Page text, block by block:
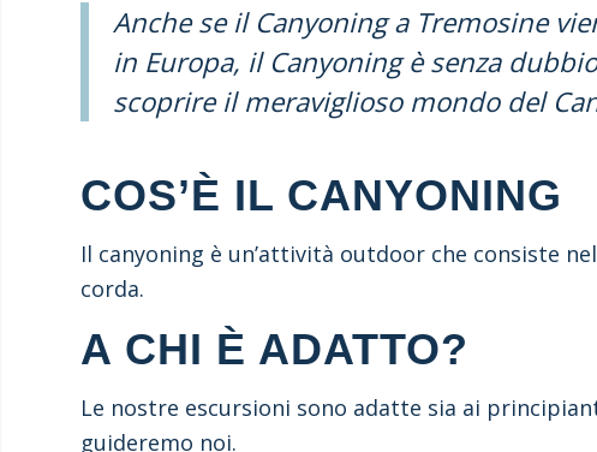
Anche se il Canyoning a Tremosine
in Europa, il Canyoning è senza
scoprire il meraviglioso mondo del
COS’È IL CANYONING
Il canyoning è un’attività outdoor che consiste
corda.
A CHI È ADATTO?
Le nostre escursioni sono adatte sia ai
guideremo noi.